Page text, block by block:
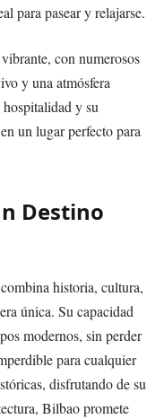
para pasear y relajarse.
con numerosos
y una atmósfera
y su
un lugar perfecto para
Destino
historia, cultura,
única. Su capacidad
modernos, sin perder
para cualquier
disfrutando de su
Bilbao promete